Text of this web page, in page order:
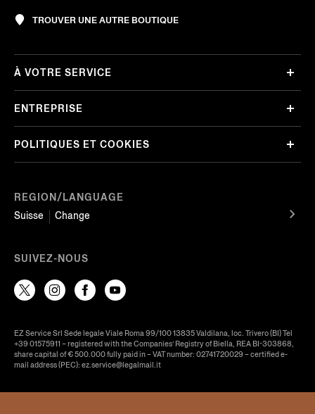
TROUVER UNE AUTRE BOUTIQUE
REGION/LANGUAGE
Suisse
Change
À VOTRE SERVICE
ENTREPRISE
POLITIQUES ET COOKIES
SUIVEZ-NOUS
EZ Service Srl Sede legale Viale Roma 99/100 13835 Valdilana, loc. Trivero (BI) Tel
+39 01575911 – registered with the Companies’ Registry of Biella, REA BI-303868,
share capital of € 500.000 fully paid in – VAT number: 02741720029 – certified e-
mail address (PEC): ez.service@legalmail.it